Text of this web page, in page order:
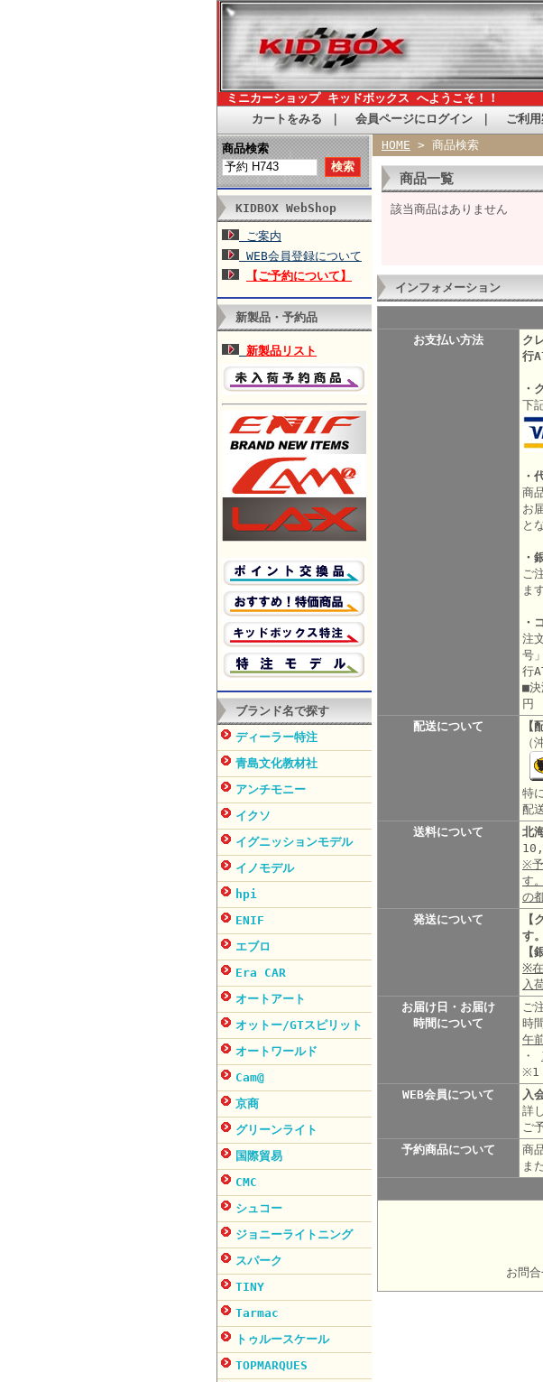
ミニカーショップ キッドボックス へようこそ！！
カートをみる
会員ページにログイン ご利
商品検索
KIDBOX WebShop
ご案内
WEB会員登録について
【ご予約について】
新製品・予約品
新製品リスト
ブランド名で探す
ディーラー特注
青島文化教材社
アンチモニー
イクソ
イグニッションモデル
イノモデル
hpi
ENIF
エブロ
Era CAR
オートアート
オットー/GTスピリット
オートワールド
Cam@
京商
グリーンライト
国際貿易
CMC
シュコー
ジョニーライトニング
スパーク
TINY
Tarmac
トゥルースケール
TOPMARQUES
HOME > 商品検索
商品一覧
該当商品はありません
インフォメーション
お支払い方法
ク
行
・
下
・
商
お
と
・
ご
ま
・
注
号
行
■
円
配送について
【
（
特
配
送料について
北
※予
す
の
発送について
【
す。
【
※在
入
お届け日・お届け
時間について
ご
時
午
・
※1
WEB会員について
入
詳
ご
予約商品について
商
ま
お問